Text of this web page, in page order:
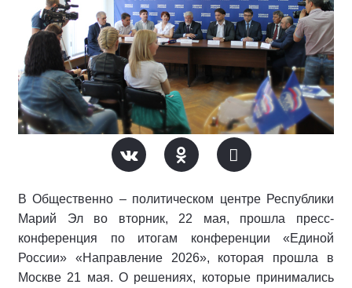
В Общественно – политическом центре Республики
Марий Эл во вторник, 22 мая, прошла пресс-
конференция по итогам конференции «Единой
России» «Направление 2026», которая прошла в
Москве 21 мая. О решениях, которые принимались